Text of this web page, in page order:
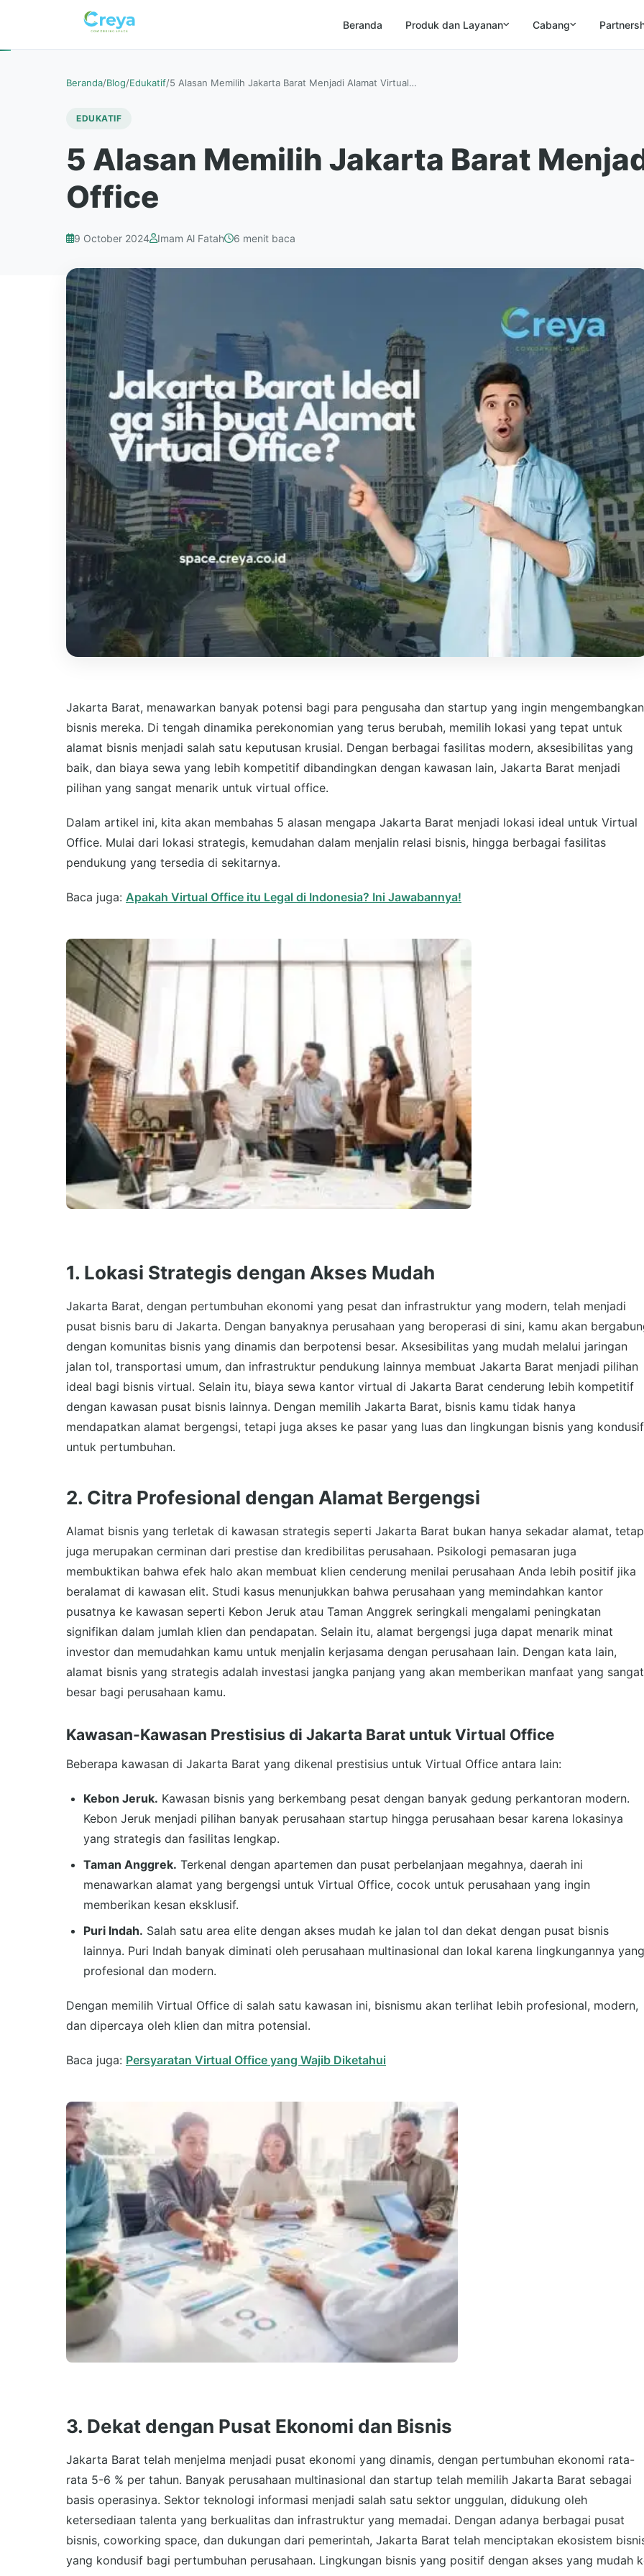
Beranda Produk dan Layanan Cabang
Beranda/Blog/Edukatif/5 Alasan Memilih Jakarta Barat Menjadi Alamat Virtual…
EDUKATIF
5 Alasan Memilih Jakarta Barat
Office
9 October 2024 Imam Al Fatah 6 menit baca
Jakarta Barat, menawarkan banyak potensi bagi para pengusaha dan startup yang ingin mengembangkan
bisnis mereka. Di tengah dinamika perekonomian yang terus berubah, memilih lokasi yang tepat untuk
alamat bisnis menjadi salah satu keputusan krusial. Dengan berbagai fasilitas modern, aksesibilitas yang
baik, dan biaya sewa yang lebih kompetitif dibandingkan dengan kawasan lain, Jakarta Barat menjadi
pilihan yang sangat menarik untuk virtual office.
Dalam artikel ini, kita akan membahas 5 alasan mengapa Jakarta Barat menjadi lokasi ideal untuk Virtual
Office. Mulai dari lokasi strategis, kemudahan dalam menjalin relasi bisnis, hingga berbagai fasilitas
pendukung yang tersedia di sekitarnya.
Baca juga: Apakah Virtual Office itu Legal di Indonesia? Ini Jawabannya!
1. Lokasi Strategis dengan Akses Mudah
Jakarta Barat, dengan pertumbuhan ekonomi yang pesat dan infrastruktur yang modern, telah menjadi
pusat bisnis baru di Jakarta. Dengan banyaknya perusahaan yang beroperasi di sini, kamu akan
dengan komunitas bisnis yang dinamis dan berpotensi besar. Aksesibilitas yang mudah melalui jaringan
jalan tol, transportasi umum, dan infrastruktur pendukung lainnya membuat Jakarta Barat menjadi pilihan
ideal bagi bisnis virtual. Selain itu, biaya sewa kantor virtual di Jakarta Barat cenderung lebih kompetitif
dengan kawasan pusat bisnis lainnya. Dengan memilih Jakarta Barat, bisnis kamu tidak hanya
mendapatkan alamat bergengsi, tetapi juga akses ke pasar yang luas dan lingkungan bisnis yang kondusif
untuk pertumbuhan.
2. Citra Profesional dengan Alamat Bergengsi
Alamat bisnis yang terletak di kawasan strategis seperti Jakarta Barat bukan hanya sekadar alamat,
juga merupakan cerminan dari prestise dan kredibilitas perusahaan. Psikologi pemasaran juga
membuktikan bahwa efek halo akan membuat klien cenderung menilai perusahaan Anda lebih positif jika
beralamat di kawasan elit. Studi kasus menunjukkan bahwa perusahaan yang memindahkan kantor
pusatnya ke kawasan seperti Kebon Jeruk atau Taman Anggrek seringkali mengalami peningkatan
signifikan dalam jumlah klien dan pendapatan. Selain itu, alamat bergengsi juga dapat menarik minat
investor dan memudahkan kamu untuk menjalin kerjasama dengan perusahaan lain. Dengan kata lain,
alamat bisnis yang strategis adalah investasi jangka panjang yang akan memberikan manfaat yang sangat
besar bagi perusahaan kamu.
Kawasan-Kawasan Prestisius di Jakarta Barat untuk Virtual Office
Beberapa kawasan di Jakarta Barat yang dikenal prestisius untuk Virtual Office antara lain:
Kebon Jeruk. Kawasan bisnis yang berkembang pesat dengan banyak gedung perkantoran modern.
Kebon Jeruk menjadi pilihan banyak perusahaan startup hingga perusahaan besar karena lokasinya
yang strategis dan fasilitas lengkap.
Taman Anggrek. Terkenal dengan apartemen dan pusat perbelanjaan megahnya, daerah ini
menawarkan alamat yang bergengsi untuk Virtual Office, cocok untuk perusahaan yang ingin
memberikan kesan eksklusif.
Puri Indah. Salah satu area elite dengan akses mudah ke jalan tol dan dekat dengan pusat bisnis
lainnya. Puri Indah banyak diminati oleh perusahaan multinasional dan lokal karena lingkungannya yang
profesional dan modern.
Dengan memilih Virtual Office di salah satu kawasan ini, bisnismu akan terlihat lebih profesional, modern,
dan dipercaya oleh klien dan mitra potensial.
Baca juga: Persyaratan Virtual Office yang Wajib Diketahui
3. Dekat dengan Pusat Ekonomi dan Bisnis
Jakarta Barat telah menjelma menjadi pusat ekonomi yang dinamis, dengan pertumbuhan ekonomi rata-
rata 5-6 % per tahun. Banyak perusahaan multinasional dan startup telah memilih Jakarta Barat sebagai
basis operasinya. Sektor teknologi informasi menjadi salah satu sektor unggulan, didukung oleh
ketersediaan talenta yang berkualitas dan infrastruktur yang memadai. Dengan adanya berbagai pusat
bisnis, coworking space, dan dukungan dari pemerintah, Jakarta Barat telah menciptakan ekosistem
yang kondusif bagi pertumbuhan perusahaan. Lingkungan bisnis yang positif dengan akses yang mudah